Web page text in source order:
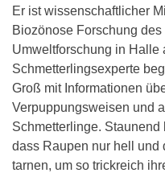
Er ist wissenschaftlicher
Biozönose Forschung
Umweltforschung in Halle
Schmetterlingsexperte
Groß mit Informationen
Verpuppungsweisen und
Schmetterlinge.
dass Raupen nur hell und
tarnen, um so trickreich